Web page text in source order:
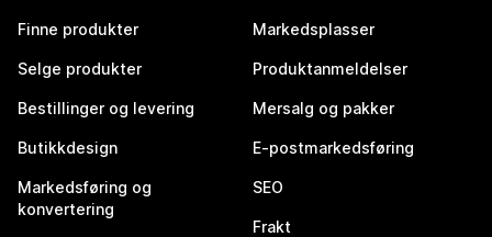
Finne produkter
Selge produkter
Bestillinger og levering
Butikkdesign
Markedsføring og
konvertering
Markedsplasser
Produktanmeldelser
Mersalg og pakker
E-postmarkedsføring
SEO
Frakt